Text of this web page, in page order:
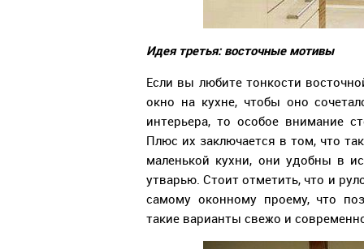
Идея третья: восточные мотивы
Если вы любите тонкости
окно на кухне, чтобы оно
интерьера, то особое внимание
Плюс их заключается в том, что
маленькой кухни, они удобны в
утварью. Стоит отметить, что и
самому оконному проему, что
такие варианты свежо и